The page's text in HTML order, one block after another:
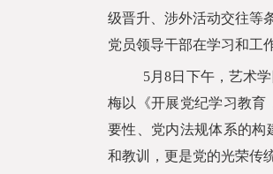
级晋升、涉外活动交往等
党员领导干部在学习和工
5月8日下午，艺术
梅以《开展党纪学习教育
要性、党内法规体系的构
和教训，更是党的光荣传